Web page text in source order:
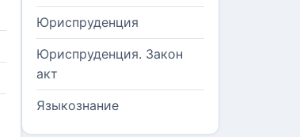
Юриспруденция
Юриспруденция. Закон
акт
Языкознание